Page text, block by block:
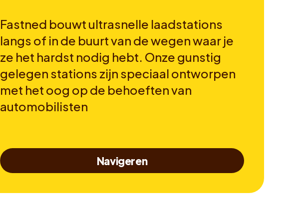
Fastned bouwt ultrasnelle laadstations
langs of in de buurt van de wegen waar je
ze het hardst nodig hebt. Onze gunstig
gelegen stations zijn speciaal ontworpen
met het oog op de behoeften van
automobilisten
Navigeren